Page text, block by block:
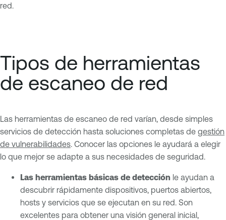
red.
Tipos de herramientas
de escaneo de red
Las herramientas de escaneo de red varían, desde simples
servicios de detección hasta soluciones completas de gestión
de vulnerabilidades . Conocer las opciones le ayudará a elegir
lo que mejor se adapte a sus necesidades de seguridad.
Las herramientas básicas de detección le ayudan a
descubrir rápidamente dispositivos, puertos abiertos,
hosts y servicios que se ejecutan en su red. Son
excelentes para obtener una visión general inicial,